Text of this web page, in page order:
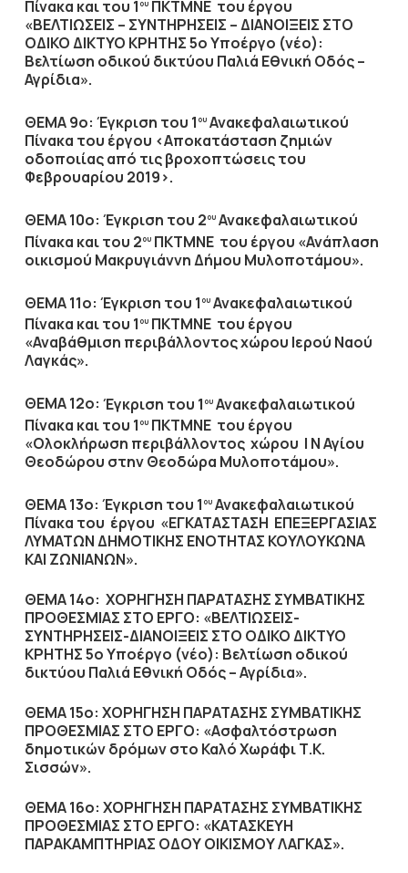
Πίνακα και του 1 ουΠΚΤΜΝΕ του έργου
«ΒΕΛΤΙΩΣΕΙΣ – ΣΥΝΤΗΡΗΣΕΙΣ – ΔΙΑΝΟΙΞΕΙΣ ΣΤΟ
ΟΔΙΚΟ ΔΙΚΤΥΟ ΚΡΗΤΗΣ 5ο Υποέργο (νέο):
Βελτίωση οδικού δικτύου Παλιά Εθνική Οδός –
Αγρίδια».
ΘΕΜΑ 9ο: Έγκριση του 1 ουΑνακεφαλαιωτικού
Πίνακα του έργου <Αποκατάσταση ζημιών
οδοποιίας από τις βροχοπτώσεις του
Φεβρουαρίου 2019>.
ΘΕΜΑ 10ο: Έγκριση του 2ουΑνακεφαλαιωτικού
Πίνακα και του 2ουΠΚΤΜΝΕ του έργου «Ανάπλαση
οικισμού Μακρυγιάννη Δήμου Μυλοποτάμου».
ΘΕΜΑ 11ο: Έγκριση του 1 ουΑνακεφαλαιωτικού
Πίνακα και του 1 ουΠΚΤΜΝΕ του έργου
«Αναβάθμιση περιβάλλοντος χώρου Ιερού Ναού
Λαγκάς».
ΘΕΜΑ 12ο: Έγκριση του 1 ουΑνακεφαλαιωτικού
Πίνακα και του 1 ουΠΚΤΜΝΕ του έργου
«Ολοκλήρωση περιβάλλοντος χώρου Ι Ν Αγίου
Θεοδώρου στην Θεοδώρα Μυλοποτάμου».
ΘΕΜΑ 13ο: Έγκριση του 1 ουΑνακεφαλαιωτικού
Πίνακα του έργου «ΕΓΚΑΤΑΣΤΑΣΗ ΕΠΕΞΕΡΓΑΣΙΑΣ
ΛΥΜΑΤΩΝ ΔΗΜΟΤΙΚΗΣ ΕΝΟΤΗΤΑΣ ΚΟΥΛΟΥΚΩΝΑ
ΚΑΙ ΖΩΝΙΑΝΩΝ».
ΘΕΜΑ 14ο: ΧΟΡΗΓΗΣΗ ΠΑΡΑΤΑΣΗΣ ΣΥΜΒΑΤΙΚΗΣ
ΠΡΟΘΕΣΜΙΑΣ ΣΤΟ ΕΡΓΟ: «ΒΕΛΤΙΩΣΕΙΣ-
ΣΥΝΤΗΡΗΣΕΙΣ-ΔΙΑΝΟΙΞΕΙΣ ΣΤΟ ΟΔΙΚΟ ΔΙΚΤΥΟ
ΚΡΗΤΗΣ 5ο Υποέργο (νέο): Βελτίωση οδικού
δικτύου Παλιά Εθνική Οδός – Αγρίδια».
ΘΕΜΑ 15ο: ΧΟΡΗΓΗΣΗ ΠΑΡΑΤΑΣΗΣ ΣΥΜΒΑΤΙΚΗΣ
ΠΡΟΘΕΣΜΙΑΣ ΣΤΟ ΕΡΓΟ: «Ασφαλτόστρωση
δημοτικών δρόμων στο Καλό Χωράφι Τ.Κ.
Σισσών».
ΘΕΜΑ 16ο: ΧΟΡΗΓΗΣΗ ΠΑΡΑΤΑΣΗΣ ΣΥΜΒΑΤΙΚΗΣ
ΠΡΟΘΕΣΜΙΑΣ ΣΤΟ ΕΡΓΟ: «ΚΑΤΑΣΚΕΥΗ
ΠΑΡΑΚΑΜΠΤΗΡΙΑΣ ΟΔΟΥ ΟΙΚΙΣΜΟΥ ΛΑΓΚΑΣ».